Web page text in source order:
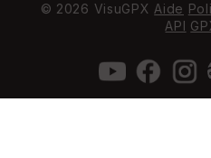
© 2026 VisuGPX Aide
API